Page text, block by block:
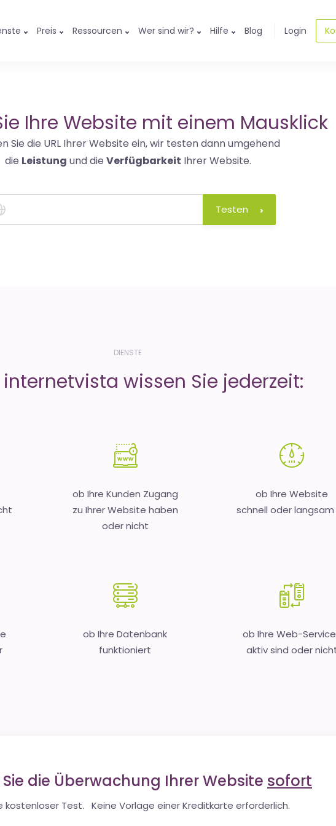
Preis Ressourcen Wer sind wir? Hilfe Blog Login
Ihre Website mit einem Mausklick
Sie die URL Ihrer Website ein, wir testen dann umgehend
die Leistung und die Verfügbarkeit Ihrer Website.
Testen
DIENSTE
internetvista wissen Sie jederzeit:
ob Ihre Kunden Zugang
zu Ihrer Website haben
oder nicht
ob Ihre Website
schnell oder
ob Ihre Datenbank
funktioniert
ob Ihre Web-
aktiv sind oder
die Überwachung Ihrer Website sofort
kostenloser Test. Keine Vorlage einer Kreditkarte erforderlich.